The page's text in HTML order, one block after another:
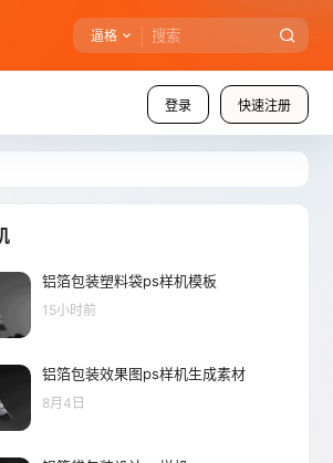
逼格
登录 快速注册
铝箔包装塑料袋ps样机模板
15小时前
铝箔包装效果图ps样机生成素材
8月4日